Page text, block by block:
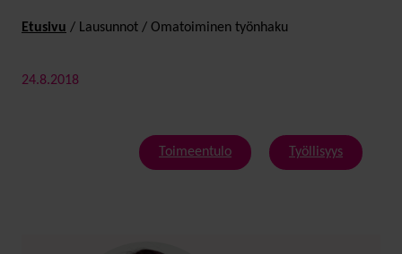
Etusivu / Lausunnot / Omatoiminen työnhaku
24.8.2018
Toimeentulo Työllisyys